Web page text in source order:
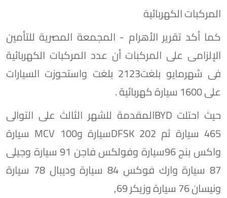
المركبات الكهربائية
كما أكد تقرير الأهرام - المجمعة المصرية للتأمين
الإلزامى على المركبات أن عدد المركبات الكهربائية
فى شهرمايو بلغت2123 بلغت واستحوزت السيارات
على 1600 سيارة كهربائية .
حيث احتلت BYDالمقدمة للشهر الثالث على التوالى
465 سيارة ثم DFSK 202سيارة وMCV 100 سيارة
واكس بنج 96سيارة وفولكس فاجن 91 سيارة وجيلى
87 سيارة وارك فوكس 84 سيارة وديبال 78 سيارة
ونيسان 76 سيارة وزيكر 69,